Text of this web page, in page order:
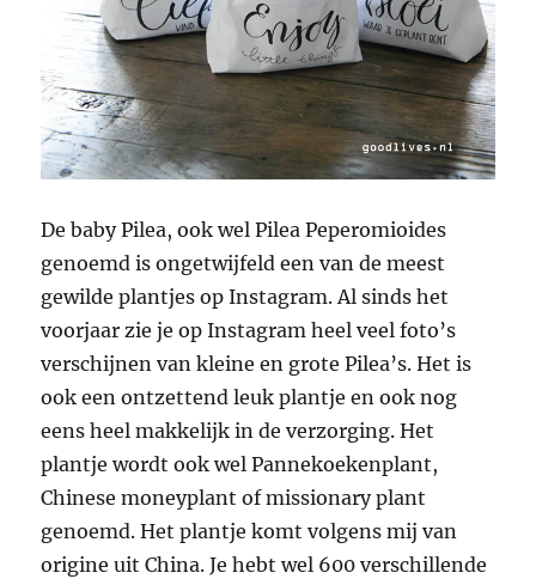
De baby Pilea, ook wel Pilea Peperomioides
genoemd is ongetwijfeld een van de meest
gewilde plantjes op Instagram. Al sinds het
voorjaar zie je op Instagram heel veel foto’s
verschijnen van kleine en grote Pilea’s. Het is
ook een ontzettend leuk plantje en ook nog
eens heel makkelijk in de verzorging. Het
plantje wordt ook wel Pannekoekenplant,
Chinese moneyplant of missionary plant
genoemd. Het plantje komt volgens mij van
origine uit China. Je hebt wel 600 verschillende